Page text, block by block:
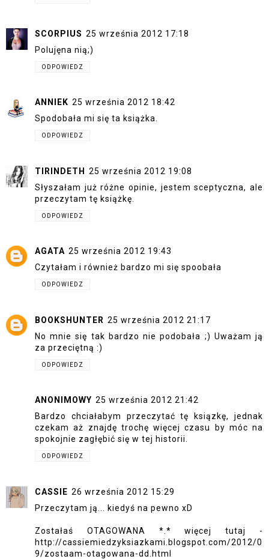
SCORPIUS 25 września 2012 17:18
Polujęna nią;)
ODPOWIEDZ
ANNIEK 25 września 2012 18:42
Spodobała mi się ta książka.
ODPOWIEDZ
TIRINDETH 25 września 2012 19:08
Słyszałam już różne opinie, jestem sceptyczna, ale
przeczytam tę książkę.
ODPOWIEDZ
AGATA 25 września 2012 19:43
Czytałam i również bardzo mi się spoobała
ODPOWIEDZ
BOOKSHUNTER 25 września 2012 21:17
No mnie się tak bardzo nie podobała ;) Uważam ją
za przeciętną :)
ODPOWIEDZ
ANONIMOWY 25 września 2012 21:42
Bardzo chciałabym przeczytać tę ksiązkę, jednak
czekam aż znajdę trochę więcej czasu by móc na
spokojnie zagłębić się w tej historii.
ODPOWIEDZ
CASSIE 26 września 2012 15:29
Przeczytam ją... kiedyś na pewno xD
Zostałaś OTAGOWANA *.* więcej tutaj -
http://cassiemiedzyksiazkami.blogspot.com/2012/0
9/zostaam-otagowana-dd.html